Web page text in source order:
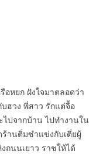
อหยก ฝังใจมาตลอดว่า
ฮวง พี่สาว รักแต่จื้อ
ปจากบ้าน ไปทำงานใน
ร้านติ่มซำแข่งกับเตี่ยผู้
ถนนเยาว ราชให้ได้